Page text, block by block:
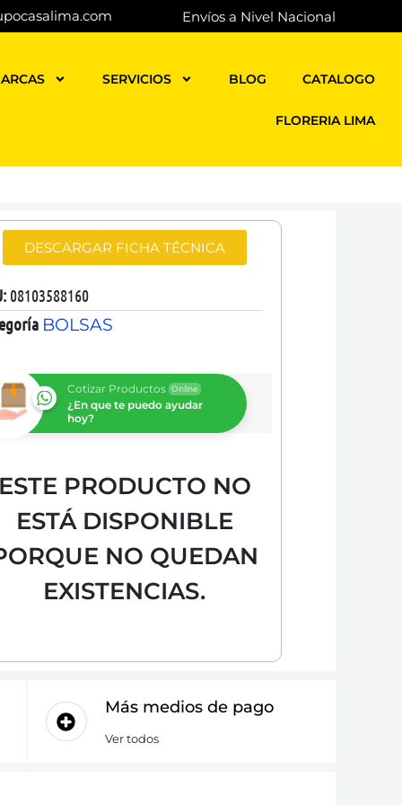
Envíos a Nivel Nacional
SERVICIOS BLOG CATALOGO
FLORERIA LIMA
DESCARGAR FICHA TÉCNICA
08103588160
BOLSAS
Cotizar Productos Online
¿En que te puedo ayudar
hoy?
PRODUCTO NO
ESTÁ DISPONIBLE
NO QUEDAN
EXISTENCIAS.
Más medios de pago
Ver todos